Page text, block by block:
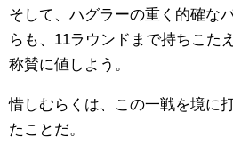
そして、ハグラーの重く的確な
らも、11ラウンドまで持ちこた
称賛に値しよう。
惜しむらくは、この一戦を境に
たことだ。